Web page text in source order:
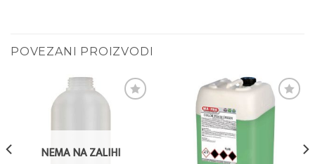
POVEZANI PROIZVODI
NEMA NA ZALIHI
Add to
wishlist